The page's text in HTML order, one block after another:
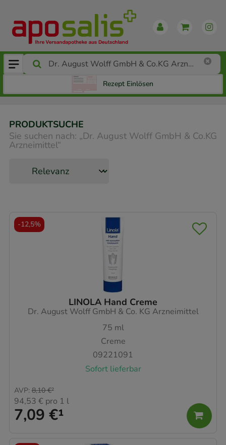
Rezept Einlösen
PRODUKTSUCHE
Sie suchen nach: „Dr. August Wolff GmbH & Co.KG
Arzneimittel“
LINOLA Hand Creme
Dr. August Wolff GmbH & Co. KG Arzneimittel
75 ml
Creme
09221091
Sofort lieferbar
7,09 €¹
AVP: 8,10 €²
94,53 € pro 1 l
-12,5%